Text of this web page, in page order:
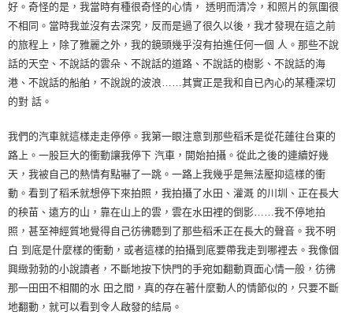
好。奇怪的是，我當時有種很奇怪的心情， 透明而清冷，和照片的氛圍很
不相同。當時我並沒有去深究，反而是過了很久以後，我才發現在這之前
的旅程上，除了雅麗之外，我的鏡頭幾乎沒有拍進任何一個 人。那些不說
話的天空、不說話的雲朵、不說話的道路、不說話的樹影、不說話的海
港、不說話的船舶，不說說的波浪……其實正是我和自已內心的某種深切
的對 話。
我們的汽車就這樣走走停停。我第一眼注意到那些稻禾是從花蓮往台東的
路上。一股巨大的衝動讓我停下 汽車，開始拍攝。從此之後的連續好幾
天，我被自己的熱情有點嚇了一跳。一路上我幾乎是無法壓抑這樣的衝
動。看到了稻禾就想停下來拍照，我拍攝了水田、灌溉 的川圳、正在長大
的秧苗、遠方的山，靠在山上的雲，雲在水田裡的倒影……我不停地拍
照，甚至神經質地覺得自己彷彿聽到了那些稻禾正在長大的聲音。我不明
白 到底是什麼樣的衝動，或者這樣的拍攝到底要帶我走到哪裡去。我像個
興緻勃勃的小說讀者，不斷地按下快門的手宛如翻動頁面心情一般，彷彿
那一田田不相關的水 田之間，真的存在著什麼動人的情節似的，只要不斷
地翻動，就可以看到令人啟發的結局。